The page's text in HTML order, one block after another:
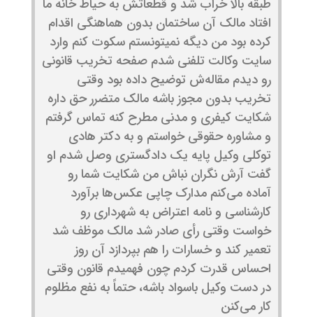
طبقه بالا خراب شد و قطعاتش به حیاط خانه ما
افتاد مالک آن ساختمان بدون هماهنگی اقدام
کرده بود من دیگه نمیتونستم سکوت کنم وارد
سایت وکالت تلفنی شدم صفحه تخریب قانونی
رو دیدم مقاله‌ش توضیح داده بود وقتی
تخریب بدون مجوز باشه مالک متضرر حق داره
شکایت کیفری و مدنی مطرح کنه تماس گرفتم
و مشاوره حقوقی خواستم و به دکتر هادی
توکلی وکیل پایه یک دادگستری وصل شدم او
گفت آرش نگران نباش من شکایت شما رو
آماده می‌کنم مدارک چاپی عکس‌ها برآورد
کارشناسی و نامه اعتراض به شهرداری رو
خواست وقتی رأی صادر شد مالک موظف شد
تعمیر کند و خسارات را هم بپردازد آن روز
احساس قدرت کردم چون فهمیدم قانون وقتی
در دست وکیل باسواد باشه، حتماً به نفع مظلوم
کار می‌کنن